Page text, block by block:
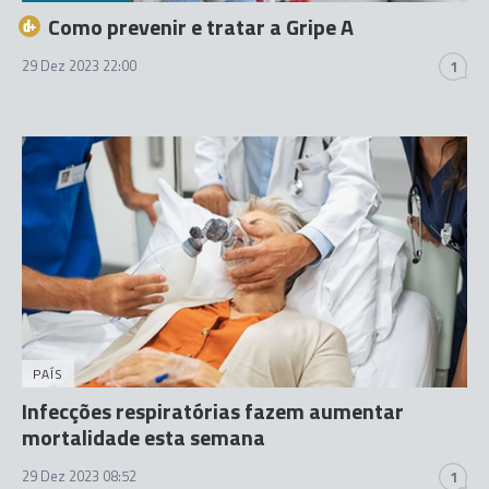
Como prevenir e tratar a Gripe A
29 Dez 2023 22:00 1
PAÍS
Infecções respiratórias fazem aumentar
mortalidade esta semana
29 Dez 2023 08:52 1